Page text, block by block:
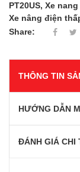
PT20US, Xe
Xe nâng điện
Share:
THÔNG TIN
HƯỚNG DẪN
ĐÁNH GIÁ CHI